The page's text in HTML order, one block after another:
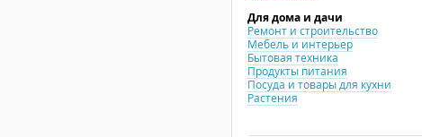
Для дома и дачи
Ремонт и строительство
Мебель и интерьер
Бытовая техника
Продукты питания
Посуда и товары для кухни
Растения